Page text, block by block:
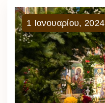
1 Ιανουαρίου, 2024